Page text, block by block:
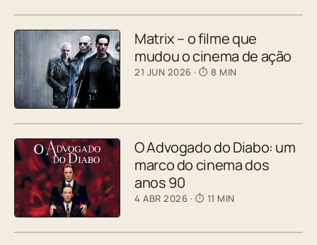
Matrix – o filme que
mudou o cinema de ação
21 JUN 2026 · ⏱ 8 MIN
O Advogado do Diabo: um
marco do cinema dos
anos 90
4 ABR 2026 · ⏱ 11 MIN